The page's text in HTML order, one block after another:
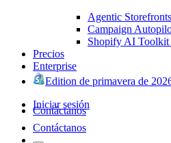
Agentic Storefronts
Campaign
Shopify AI Toolkit
Precios
Enterprise
Edition de primavera de
Iniciar sesión
Contáctanos
Contáctanos